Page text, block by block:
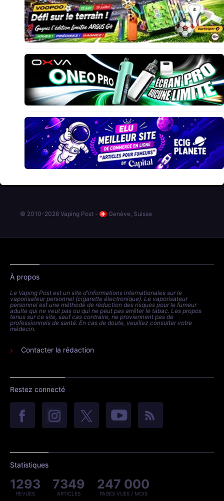
© 2010-2026 Vaping Post - Genève, Suisse
À propos
Le Vaping Post est un site d'informations internationales sur le
vaporisateur personnel (cigarette électronique). Le vaporisateur
personnel est une méthode de réduction des risques pour le fumeur
adulte qui ne veut pas ou qui ne peut pas arrêter le tabac. Les propos
tenus sur ce site, sauf cas contraire, ne proviennent pas de
professionnels de santé. En cas de doute, veuillez consulter votre
médecin.
Contacter la rédaction
Restez connecté
Statistiques
1293
REVUES
7349
ARTICLES
247 000
PAGES VUES / MOIS